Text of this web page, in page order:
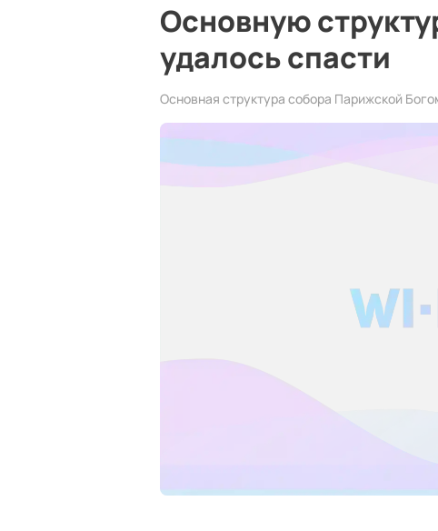
Основную
удалось спасти
Основная структура собора Парижской